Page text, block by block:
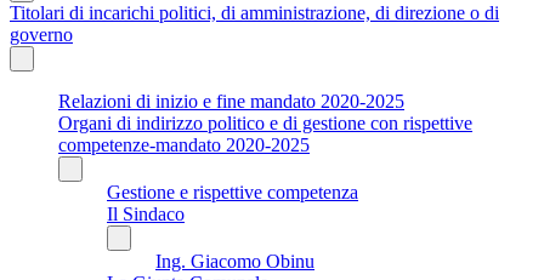
Titolari di incarichi politici, di amministrazione, di direzione o di
governo
Relazioni di inizio e fine mandato 2020-2025
Organi di indirizzo politico e di gestione con rispettive
competenze-mandato 2020-2025
Gestione e rispettive competenza
Il Sindaco
Ing. Giacomo Obinu